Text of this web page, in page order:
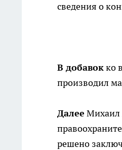
сведения о
В добавокко
производил
Далее Михаил
решено